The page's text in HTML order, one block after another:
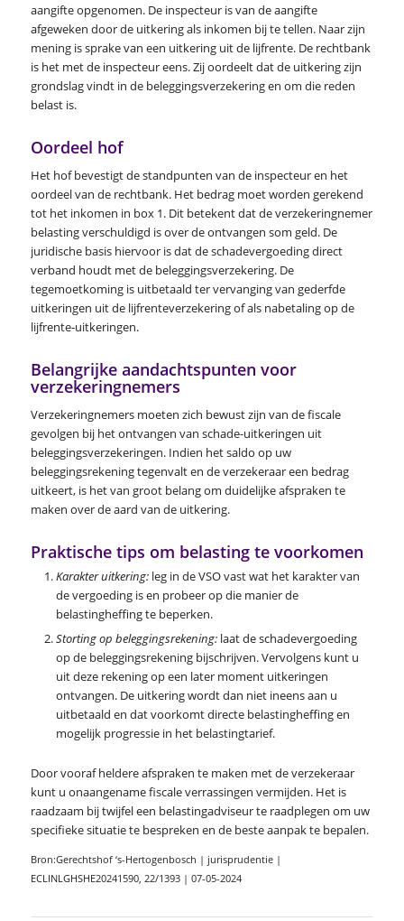
aangifte opgenomen. De inspecteur is van de aangifte
afgeweken door de uitkering als inkomen bij te tellen. Naar zijn
mening is sprake van een uitkering uit de lijfrente. De rechtbank
is het met de inspecteur eens. Zij oordeelt dat de uitkering zijn
grondslag vindt in de beleggingsverzekering en om die reden
belast is.
Oordeel hof
Het hof bevestigt de standpunten van de inspecteur en het
oordeel van de rechtbank. Het bedrag moet worden gerekend
tot het inkomen in box 1. Dit betekent dat de verzekeringnemer
belasting verschuldigd is over de ontvangen som geld. De
juridische basis hiervoor is dat de schadevergoeding direct
verband houdt met de beleggingsverzekering. De
tegemoetkoming is uitbetaald ter vervanging van gederfde
uitkeringen uit de lijfrenteverzekering of als nabetaling op de
lijfrente-uitkeringen.
Belangrijke aandachtspunten voor
verzekeringnemers
Verzekeringnemers moeten zich bewust zijn van de fiscale
gevolgen bij het ontvangen van schade-uitkeringen uit
beleggingsverzekeringen. Indien het saldo op uw
beleggingsrekening tegenvalt en de verzekeraar een bedrag
uitkeert, is het van groot belang om duidelijke afspraken te
maken over de aard van de uitkering.
Praktische tips om belasting te voorkomen
Karakter uitkering:leg in de VSO vast wat het karakter van
de vergoeding is en probeer op die manier de
belastingheffing te beperken.
Storting op beleggingsrekening: laat de schadevergoeding
op de beleggingsrekening bijschrijven. Vervolgens kunt u
uit deze rekening op een later moment uitkeringen
ontvangen. De uitkering wordt dan niet ineens aan u
uitbetaald en dat voorkomt directe belastingheffing en
mogelijk progressie in het belastingtarief.
Door vooraf heldere afspraken te maken met de verzekeraar
kunt u onaangename fiscale verrassingen vermijden. Het is
raadzaam bij twijfel een belastingadviseur te raadplegen om uw
specifieke situatie te bespreken en de beste aanpak te bepalen.
Bron:Gerechtshof ‘s-Hertogenbosch | jurisprudentie |
ECLINLGHSHE20241590, 22/1393 | 07-05-2024